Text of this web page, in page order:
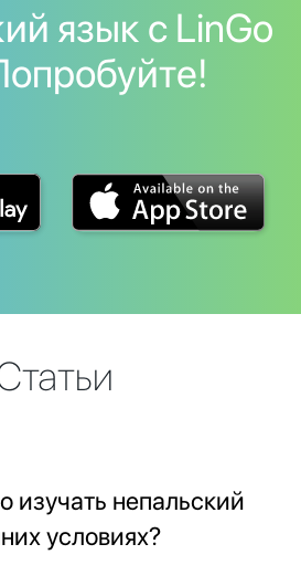
язык с LinGo
изучать непальский
условиях?